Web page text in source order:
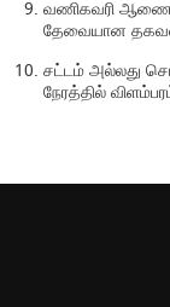
வணிகவரி
தேவையான
சட்டம் அல்லது
நேரத்தில்